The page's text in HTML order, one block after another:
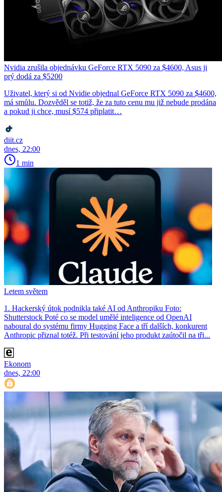
Nvidia zrušila objednávku GeForce RTX 5090 za $4600, Asus ji
prý dodá za $5200
Uživatel, který si od Nvidie objednal GeForce RTX 5090 za $4600,
má smůlu. Dozvěděl se totiž, že za tuto cenu mu již nebude prodána
a pokud ji chce, musí $574 připlatit…
diit.cz
dnes, 22:00
1 min
Letem světem
1. Hackerský útok podnikla také AI od Anthropiku Foto:
Shutterstock Poté co se model umělé inteligence od OpenAI
naboural do systému firmy Hugging Face a tří dalších, konkurent
Anthro­pic přiznal totéž. Při testování jeho produkt zaútočil na tři...
Ekonom
dnes, 22:00